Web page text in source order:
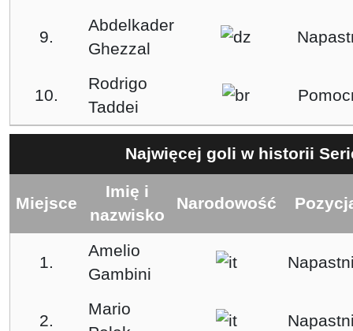
9.
Abdelkader
Ghezzal
10.
Rodrigo
Taddei
Najwięcej goli w historii
Miejsce
Imię i
nazwisko
Narodowość
1.
Amelio
Gambini
2.
Mario